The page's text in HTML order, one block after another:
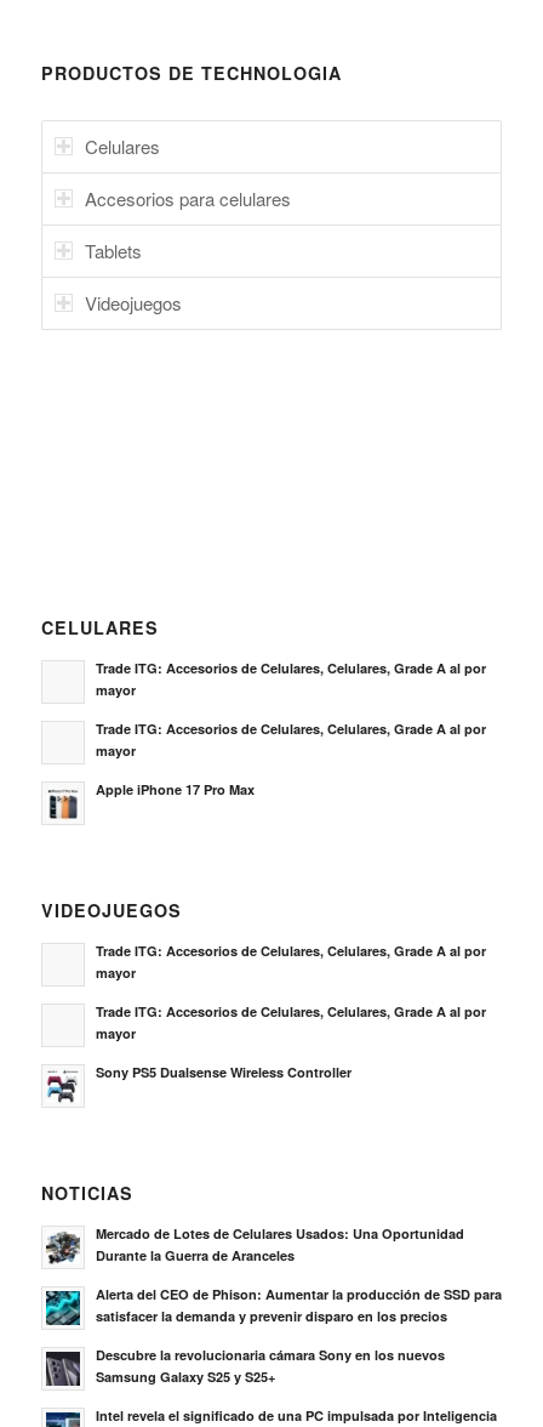
PRODUCTOS DE TECHNOLOGIA
Celulares
Accesorios para celulares
Tablets
Videojuegos
CELULARES
Trade ITG: Accesorios de Celulares, Celulares, Grade A al por
mayor
Trade ITG: Accesorios de Celulares, Celulares, Grade A al por
mayor
Apple iPhone 17 Pro Max
VIDEOJUEGOS
Trade ITG: Accesorios de Celulares, Celulares, Grade A al por
mayor
Trade ITG: Accesorios de Celulares, Celulares, Grade A al por
mayor
Sony PS5 Dualsense Wireless Controller
NOTICIAS
Mercado de Lotes de Celulares Usados: Una Oportunidad
Durante la Guerra de Aranceles
Alerta del CEO de Phison: Aumentar la producción de SSD para
satisfacer la demanda y prevenir disparo en los precios
Descubre la revolucionaria cámara Sony en los nuevos
Samsung Galaxy S25 y S25+
Intel revela el significado de una PC impulsada por Inteligencia